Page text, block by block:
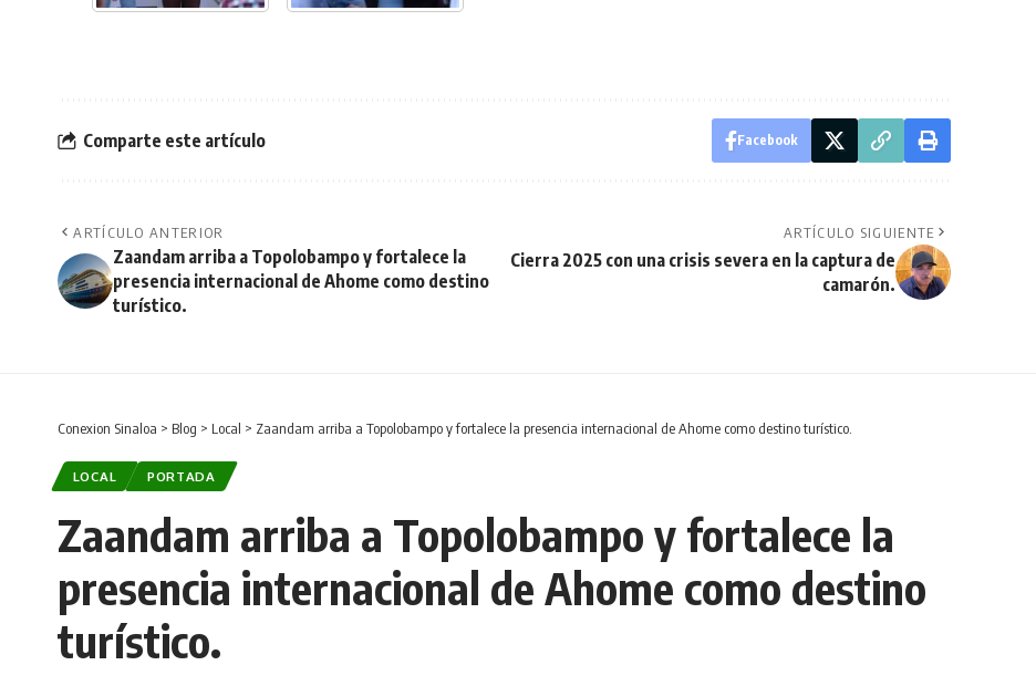
Comparte este artículo Facebook
ARTÍCULO ANTERIOR
Zaandam arriba a Topolobampo y fortalece la
presencia internacional de Ahome como destino
turístico.
ARTÍCULO SIGUIENTE
Cierra 2025 con una crisis severa en la captura de
camarón.
Conexion Sinaloa > Blog > Local > Zaandam arriba a Topolobampo y fortalece la presencia internacional de Ahome como destino turístico.
LOCAL PORTADA
Zaandam arriba a Topolobampo y fortalece la
presencia internacional de Ahome como destino
turístico.